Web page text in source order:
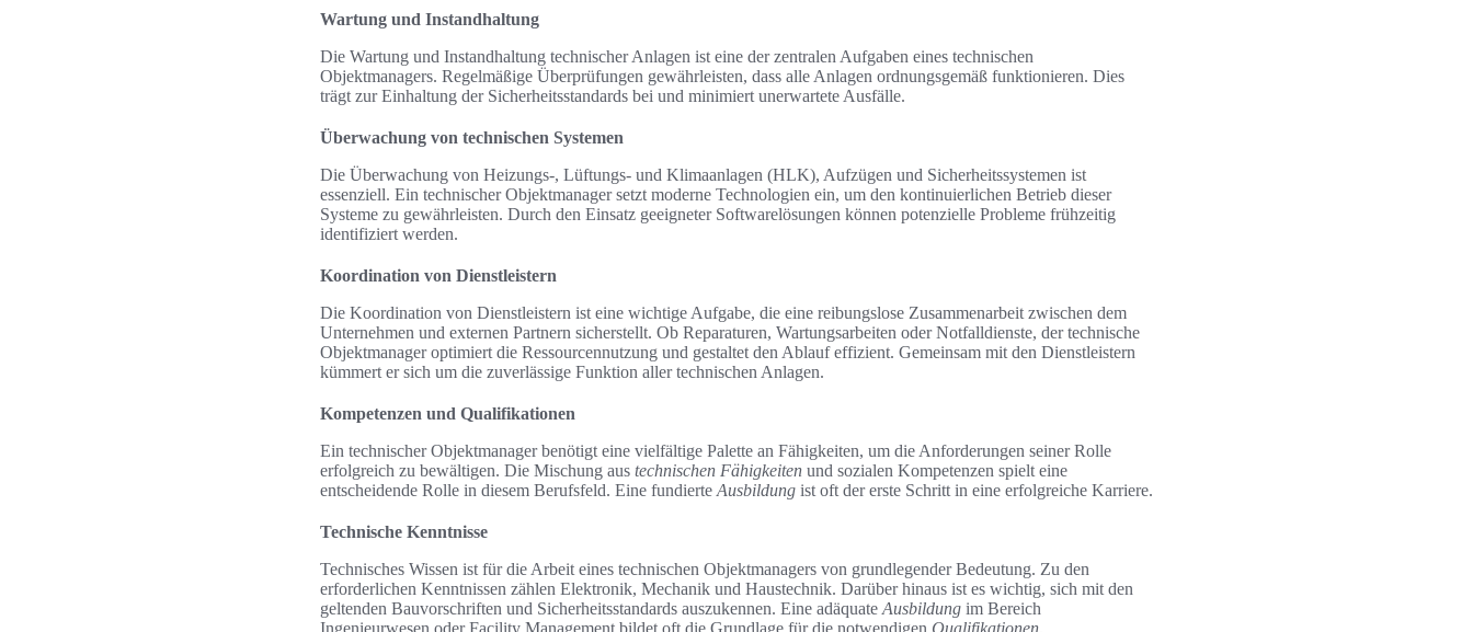
Wartung und Instandhaltung
Die Wartung und Instandhaltung technischer Anlagen ist eine der zentralen Aufgaben eines technischen
Objektmanagers. Regelmäßige Überprüfungen gewährleisten, dass alle Anlagen ordnungsgemäß funktionieren. Dies
trägt zur Einhaltung der Sicherheitsstandards bei und minimiert unerwartete Ausfälle.
Überwachung von technischen Systemen
Die Überwachung von Heizungs-, Lüftungs- und Klimaanlagen (HLK), Aufzügen und Sicherheitssystemen ist
essenziell. Ein technischer Objektmanager setzt moderne Technologien ein, um den kontinuierlichen Betrieb dieser
Systeme zu gewährleisten. Durch den Einsatz geeigneter Softwarelösungen können potenzielle Probleme frühzeitig
identifiziert werden.
Koordination von Dienstleistern
Die Koordination von Dienstleistern ist eine wichtige Aufgabe, die eine reibungslose Zusammenarbeit zwischen dem
Unternehmen und externen Partnern sicherstellt. Ob Reparaturen, Wartungsarbeiten oder Notfalldienste, der technische
Objektmanager optimiert die Ressourcennutzung und gestaltet den Ablauf effizient. Gemeinsam mit den Dienstleistern
kümmert er sich um die zuverlässige Funktion aller technischen Anlagen.
Kompetenzen und Qualifikationen
Ein technischer Objektmanager benötigt eine vielfältige Palette an Fähigkeiten, um die Anforderungen seiner Rolle
erfolgreich zu bewältigen. Die Mischung aus technischen Fähigkeiten und sozialen Kompetenzen spielt eine
entscheidende Rolle in diesem Berufsfeld. Eine fundierte Ausbildung ist oft der erste Schritt in eine erfolgreiche Karriere.
Technische Kenntnisse
Technisches Wissen ist für die Arbeit eines technischen Objektmanagers von grundlegender Bedeutung. Zu den
erforderlichen Kenntnissen zählen Elektronik, Mechanik und Haustechnik. Darüber hinaus ist es wichtig, sich mit den
geltenden Bauvorschriften und Sicherheitsstandards auszukennen. Eine adäquate Ausbildung im Bereich
Ingenieurwesen oder Facility Management bildet oft die Grundlage für die notwendigen Qualifikationen.